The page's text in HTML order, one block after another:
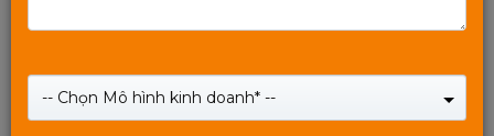
2 cổng Uplink, tốc độ 100Mbs, khoảng cách 250M,
Công Nghệ Watchdog, chống sét Thông minh.
Giá:889,000₫
-- Chọn Mô hình kinh doanh* --